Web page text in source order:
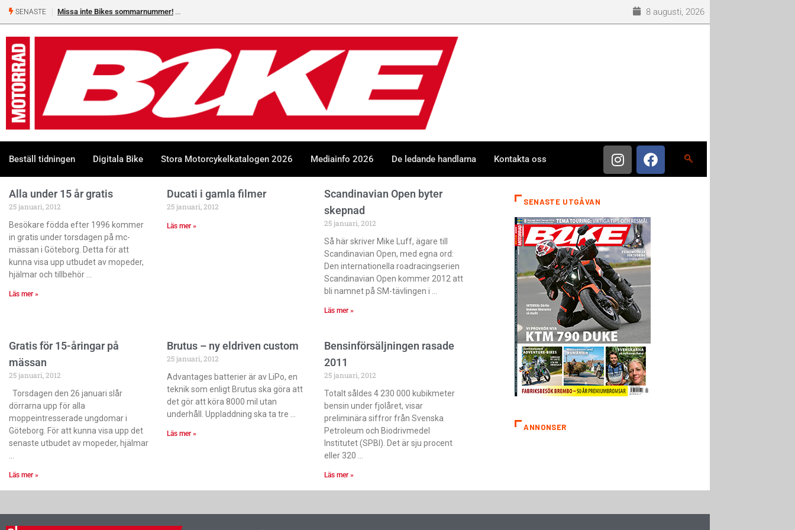
SENASTE Missa inte Bikes sommarnummer! 8 augusti, 2026
Beställ tidningen Digitala Bike Stora Motorcykelkatalogen 2026 Mediainfo 2026 De ledande handlarna Kontakta oss
Alla under 15 år gratis
25 januari, 2012
Besökare födda efter 1996 kommer
in gratis under torsdagen på mc-
mässan i Göteborg. Detta för att
kunna visa upp utbudet av mopeder,
hjälmar och tillbehör
Läs mer »
Ducati i gamla filmer
25 januari, 2012
Läs mer »
Scandinavian Open byter
skepnad
25 januari, 2012
Så här skriver Mike Luff, ägare till
Scandinavian Open, med egna ord:
Den internationella roadracingserien
Scandinavian Open kommer 2012 att
bli namnet på SM-tävlingen i
Läs mer »
Gratis för 15-åringar på
mässan
25 januari, 2012
Torsdagen den 26 januari slår
dörrarna upp för alla
moppeintresserade ungdomar i
Göteborg. För att kunna visa upp det
senaste utbudet av mopeder, hjälmar
Läs mer »
Brutus – ny eldriven custom
25 januari, 2012
Advantages batterier är av LiPo, en
teknik som enligt Brutus ska göra att
det gör att köra 8000 mil utan
underhåll. Uppladdning ska ta tre
Läs mer »
Bensinförsäljningen rasade
2011
25 januari, 2012
Totalt såldes 4 230 000 kubikmeter
bensin under fjolåret, visar
preliminära siffror från Svenska
Petroleum och Biodrivmedel
Institutet (SPBI). Det är sju procent
eller 320
Läs mer »
SENASTE UTGÅVAN
ANNONSER